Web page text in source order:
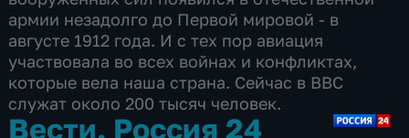
армии незадолго до Первой мировой - в
августе 1912 года. И с тех пор авиация
участвовала во всех войнах и конфликтах,
которые вела наша страна. Сейчас в ВВС
служат около 200 тысяч человек.
Вести. Россия 24